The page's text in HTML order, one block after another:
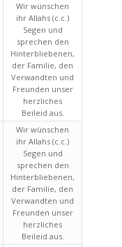
Wir wünschen
ihr Allahs (c.c.)
Segen und
sprechen den
Hinterbliebenen,
der Familie, den
Verwandten und
Freunden unser
herzliches
Beileid aus.
Wir wünschen
ihr Allahs (c.c.)
Segen und
sprechen den
Hinterbliebenen,
der Familie, den
Verwandten und
Freunden unser
herzliches
Beileid aus.